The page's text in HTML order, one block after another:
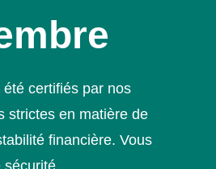
certifiés par nos
strictes en matière de
financière. Vous
sécurité.